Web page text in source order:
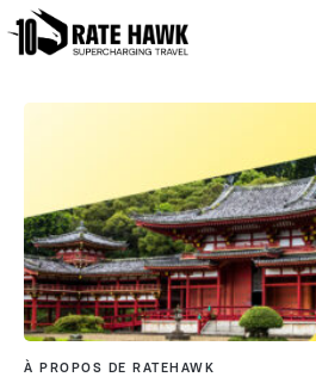
À PROPOS DE RATEHAWK